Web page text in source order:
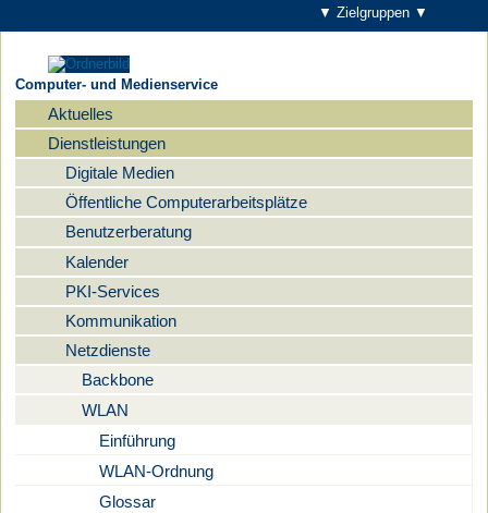
▼ Zielgruppen ▼
Computer- und Medienservice
Navigation
Aktuelles
Dienstleistungen
Digitale Medien
Öffentliche Computerarbeitsplätze
Benutzerberatung
Kalender
PKI-Services
Kommunikation
Netzdienste
Backbone
WLAN
Einführung
WLAN-Ordnung
Glossar